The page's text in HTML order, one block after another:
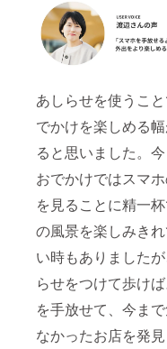
あしらせを使うこ
でかけを楽しめる
ると思いました。
おでかけではスマ
を見ることに精一
の風景を楽しみき
い時もありました
らせをつけて歩け
を手放せて、今ま
なかったお店を発